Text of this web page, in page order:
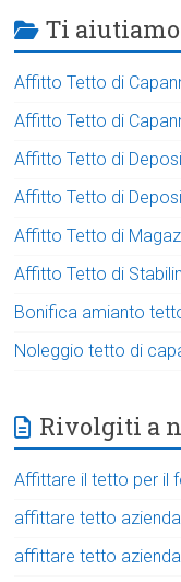
Ti aiutiamo
Affitto Tetto di
Affitto Tetto di
Affitto Tetto di
Affitto Tetto di
Affitto Tetto di
Affitto Tetto di
Bonifica amianto
Noleggio tetto di
Rivolgiti a
Affittare il tetto per il
affittare tetto
affittare tetto